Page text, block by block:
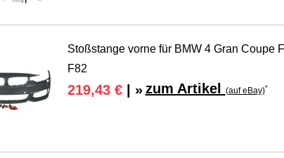
Stoßstange vorne für BMW 4 Gran Coupe
F82
219,43 €| » zum Artikel (auf eBay)*